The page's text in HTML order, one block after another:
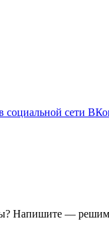
социальной сети
Напишите —